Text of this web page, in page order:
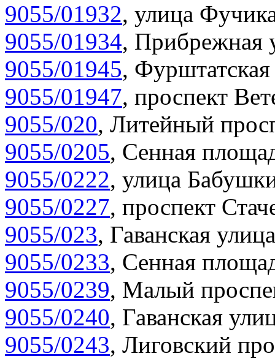
9055/01932, улица
9055/01934, Прибрежная
9055/01945,
9055/01947, проспект
9055/020, Литейный
9055/0205, Сенная
9055/0222, улица
9055/0227, проспект
9055/023, Гаванская
9055/0233, Сенная
9055/0239, Малый
9055/0240, Гаванская
9055/0243, Лиговский